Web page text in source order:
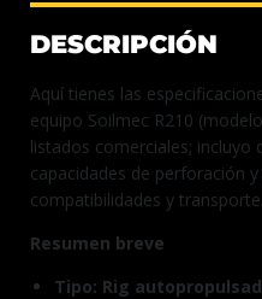
DESCRIPCIÓN
Aquí tienes las
equipo Soilmec R210
listados comerciales; incluyo
capacidades de perforación
compatibilidades y transporte.
Resumen breve
Tipo: Rig